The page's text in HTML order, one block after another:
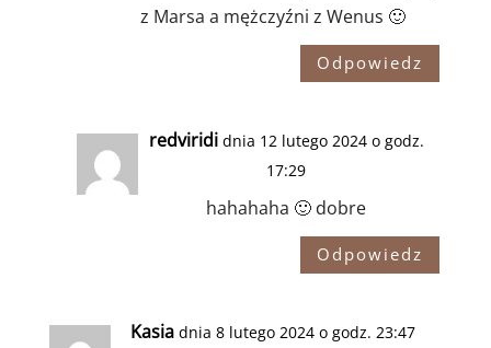
z Marsa a mężczyźni z Wenus 🙂
Odpowiedz
redviridi dnia 12 lutego 2024 o godz.
17:29
hahahaha 🙂 dobre
Odpowiedz
Kasia dnia 8 lutego 2024 o godz. 23:47